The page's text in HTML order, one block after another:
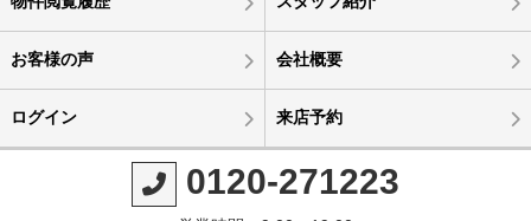
お客様の声 会社概要
ログイン 来店予約
0120-271223